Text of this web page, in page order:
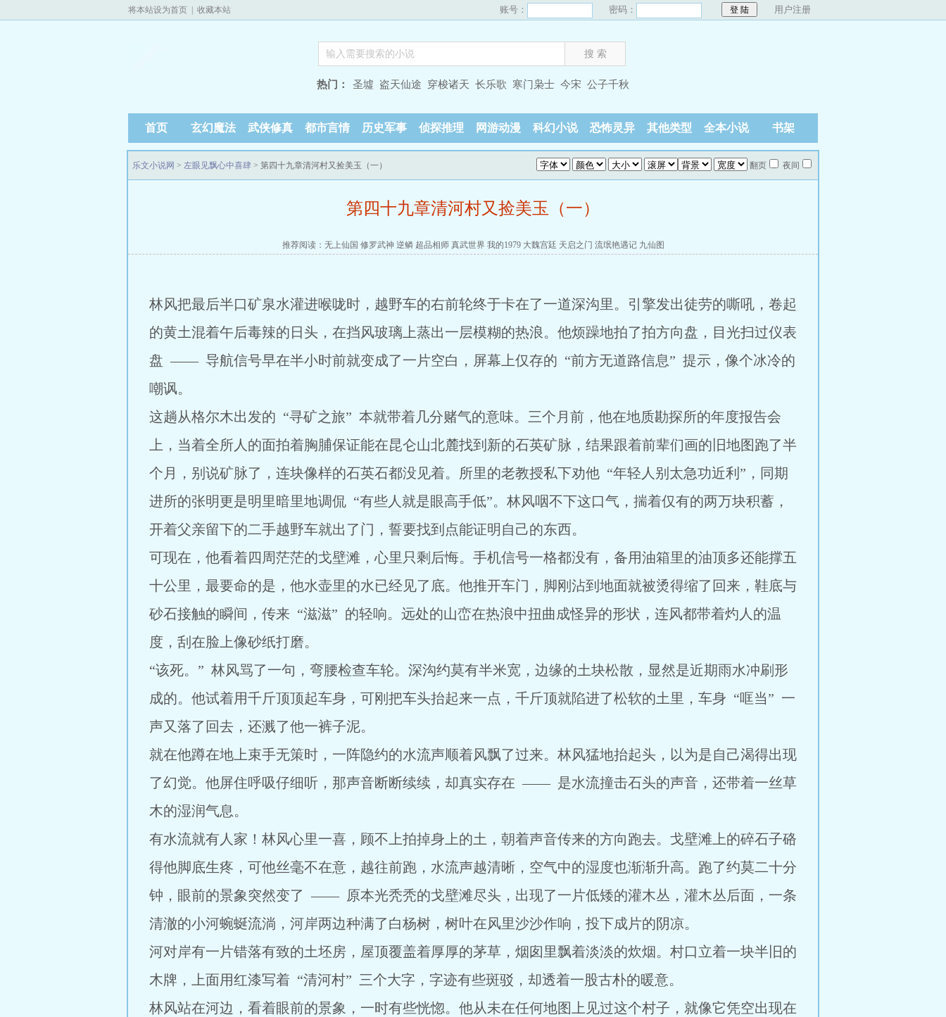
将本站设为首页 收藏本站 账号： 密码： 用户注册
热门： 圣墟 盗天仙途 穿梭诸天 长乐歌 寒门枭士 今宋 公子千秋
首页 玄幻魔法 武侠修真 都市言情 历史军事 侦探推理 网游动漫 科幻小说 恐怖灵异 其他类型 全本小说 书架
乐文小说网 > 左眼见飘心中喜肆 > 第四十九章清河村又捡美玉（一） 翻页 夜间
第四十九章清河村又捡美玉（一）
推荐阅读： 无上仙国 修罗武神 逆鳞 超品相师 真武世界 我的1979 大魏宫廷 天启之门 流氓艳遇记 九仙图
林风把最后半口矿泉水灌进喉咙时，越野车的右前轮终于卡在了一道深沟里。引擎发出徒劳的嘶吼，卷起
的黄土混着午后毒辣的日头，在挡风玻璃上蒸出一层模糊的热浪。他烦躁地拍了拍方向盘，目光扫过仪表
盘 —— 导航信号早在半小时前就变成了一片空白，屏幕上仅存的 “前方无道路信息” 提示，像个冰冷的
嘲讽。
这趟从格尔木出发的 “寻矿之旅” 本就带着几分赌气的意味。三个月前，他在地质勘探所的年度报告会
上，当着全所人的面拍着胸脯保证能在昆仑山北麓找到新的石英矿脉，结果跟着前辈们画的旧地图跑了半
个月，别说矿脉了，连块像样的石英石都没见着。所里的老教授私下劝他 “年轻人别太急功近利”，同期
进所的张明更是明里暗里地调侃 “有些人就是眼高手低”。林风咽不下这口气，揣着仅有的两万块积蓄，
开着父亲留下的二手越野车就出了门，誓要找到点能证明自己的东西。
可现在，他看着四周茫茫的戈壁滩，心里只剩后悔。手机信号一格都没有，备用油箱里的油顶多还能撑五
十公里，最要命的是，他水壶里的水已经见了底。他推开车门，脚刚沾到地面就被烫得缩了回来，鞋底与
砂石接触的瞬间，传来 “滋滋” 的轻响。远处的山峦在热浪中扭曲成怪异的形状，连风都带着灼人的温
度，刮在脸上像砂纸打磨。
“该死。” 林风骂了一句，弯腰检查车轮。深沟约莫有半米宽，边缘的土块松散，显然是近期雨水冲刷形
成的。他试着用千斤顶顶起车身，可刚把车头抬起来一点，千斤顶就陷进了松软的土里，车身 “哐当” 一
声又落了回去，还溅了他一裤子泥。
就在他蹲在地上束手无策时，一阵隐约的水流声顺着风飘了过来。林风猛地抬起头，以为是自己渴得出现
了幻觉。他屏住呼吸仔细听，那声音断断续续，却真实存在 —— 是水流撞击石头的声音，还带着一丝草
木的湿润气息。
有水流就有人家！林风心里一喜，顾不上拍掉身上的土，朝着声音传来的方向跑去。戈壁滩上的碎石子硌
得他脚底生疼，可他丝毫不在意，越往前跑，水流声越清晰，空气中的湿度也渐渐升高。跑了约莫二十分
钟，眼前的景象突然变了 —— 原本光秃秃的戈壁滩尽头，出现了一片低矮的灌木丛，灌木丛后面，一条
清澈的小河蜿蜒流淌，河岸两边种满了白杨树，树叶在风里沙沙作响，投下成片的阴凉。
河对岸有一片错落有致的土坯房，屋顶覆盖着厚厚的茅草，烟囱里飘着淡淡的炊烟。村口立着一块半旧的
木牌，上面用红漆写着 “清河村” 三个大字，字迹有些斑驳，却透着一股古朴的暖意。
林风站在河边，看着眼前的景象，一时有些恍惚。他从未在任何地图上见过这个村子，就像它凭空出现在